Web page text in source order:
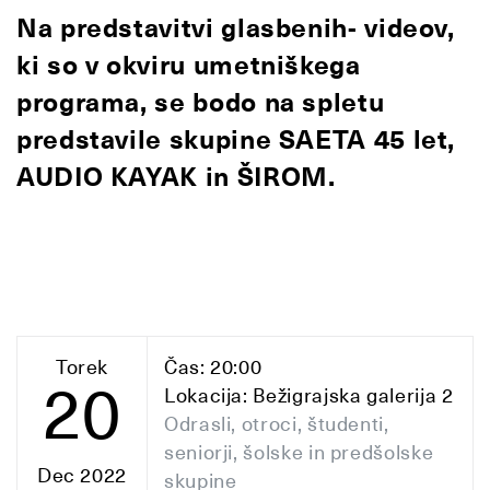
Na predstavitvi glasbenih- videov,
ki so v okviru umetniškega
programa, se bodo na spletu
predstavile skupine SAETA 45 let,
AUDIO KAYAK in ŠIROM.
Torek
20
Dec 2022
Čas: 20:00
Lokacija: Bežigrajska galerija 2
Odrasli, otroci, študenti,
seniorji, šolske in predšolske
skupine